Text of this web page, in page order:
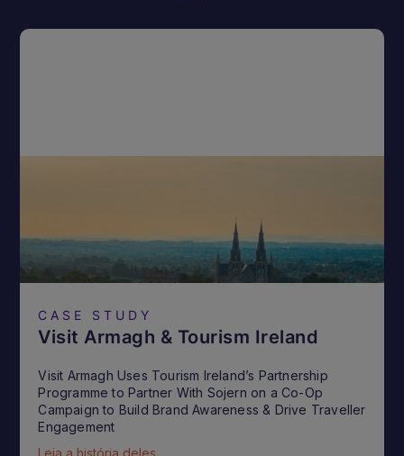
CASE STUDY
Visit Armagh & Tourism Ireland
Visit Armagh Uses Tourism Ireland’s Partnership
Programme to Partner With Sojern on a Co-Op
Campaign to Build Brand Awareness & Drive Traveller
Engagement
Leia a história deles